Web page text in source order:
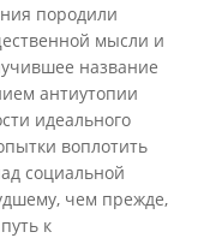
породили
мысли и
название
антиутопии
идеального
воплотить
социальной
чем прежде,
к